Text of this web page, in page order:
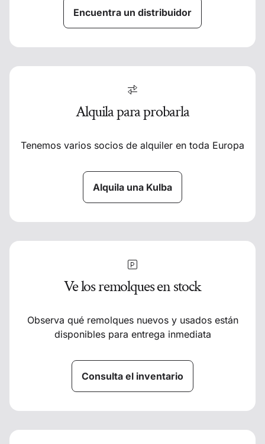
Encuentra un distribuidor
Alquila para probarla
Tenemos varios socios de alquiler en toda Europa
Alquila una Kulba
Ve los remolques en stock
Observa qué remolques nuevos y usados están
disponibles para entrega inmediata
Consulta el inventario